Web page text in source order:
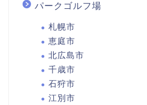
パークゴルフ場
札幌市
恵庭市
北広島市
千歳市
石狩市
江別市